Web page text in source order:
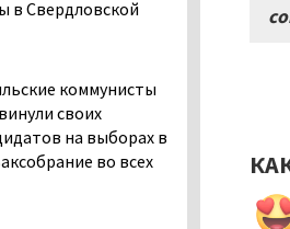
Тагила
НТ» из-за
воды
детей пострадали
трамвая с
в Свердловской
коммунисты
своих
на выборах в
во всех